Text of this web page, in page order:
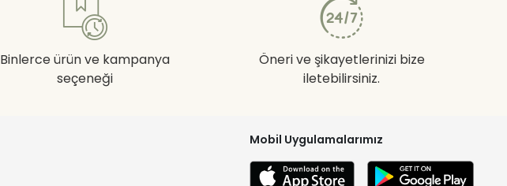
Binlerce ürün ve kampanya
seçeneği
Öneri ve şikayetlerinizi bize
iletebilirsiniz.
Mobil Uygulamalarımız